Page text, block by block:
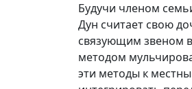
Будучи членом
Дун считает свою
связующим звеном
методом
эти методы к